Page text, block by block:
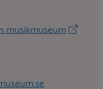
musikmuseum